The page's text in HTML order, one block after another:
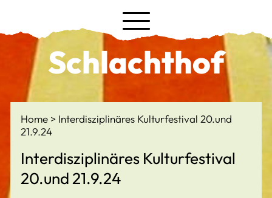
Schlachthof
Home
Interdisziplinäres Kulturfestival 20.und
21.9.24
Interdisziplinäres Kulturfestival
20.und 21.9.24